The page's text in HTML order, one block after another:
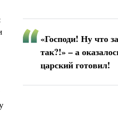
«Господи! Ну что
так?!» – а
царский готовил!